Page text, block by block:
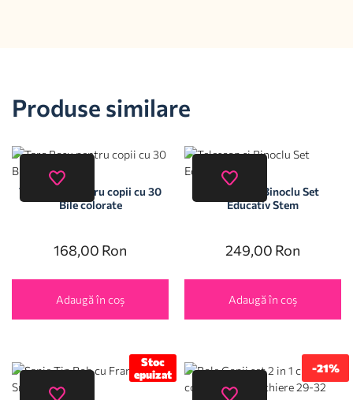
Produse similare
Tarc Rosu pentru copii cu 30
Bile colorate
168,00 Ron
Adaugă în coș
Telescop si Binoclu Set
Educativ Stem
249,00 Ron
Adaugă în coș
Stoc
epuizat
-21%